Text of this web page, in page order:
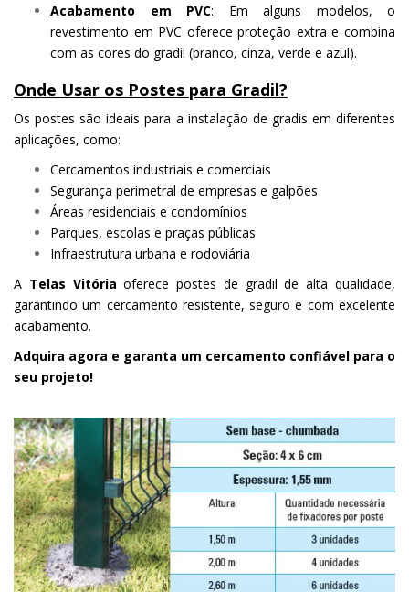
Acabamento em PVC: Em alguns modelos, o
revestimento em PVC oferece proteção extra e combina
com as cores do gradil (branco, cinza, verde e azul).
Onde Usar os Postes para Gradil?
Os postes são ideais para a instalação de gradis em diferentes
aplicações, como:
Cercamentos industriais e comerciais
Segurança perimetral de empresas e galpões
Áreas residenciais e condomínios
Parques, escolas e praças públicas
Infraestrutura urbana e rodoviária
A Telas Vitória oferece postes de gradil de alta qualidade,
garantindo um cercamento resistente, seguro e com excelente
acabamento.
Adquira agora e garanta um cercamento confiável para o
seu projeto!